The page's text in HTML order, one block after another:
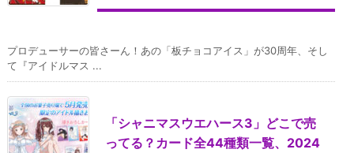
プロデューサーの皆さーん！あの「板チョコアイス」が30周年、そし
て『アイドルマス ...
「シャニマスウエハース3」どこで売
ってる？カード全44種類一覧、2024